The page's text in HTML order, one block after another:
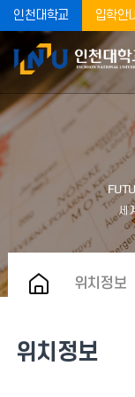
인천대학교 입학안
위치정보
위치정보